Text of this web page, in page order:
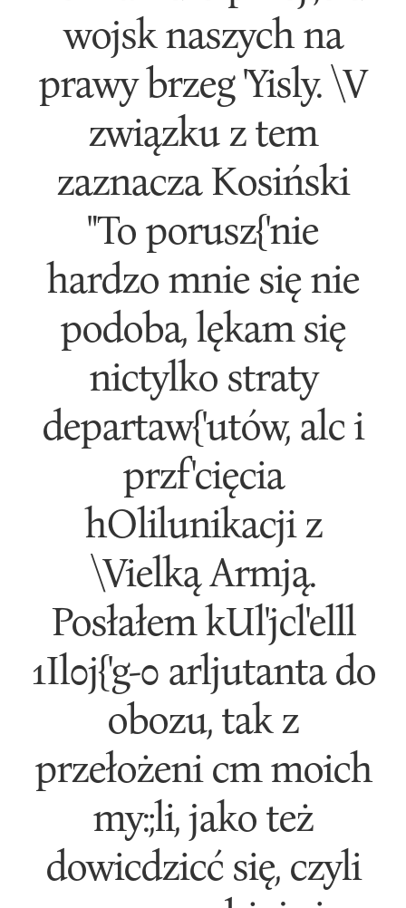
wojsk naszych na
prawy brzeg 'Yisly. \V
związku z tem
zaznacza Kosiński
"To porusz{'nie
hardzo mnie się nie
podoba, lękam się
nictylko straty
departaw{'utów, alc i
przf'cięcia
hOlilunikacji z
\Vielką Armją.
Posłałem kUl'jcl'elll
1Il0j{'g-0 arljutanta do
obozu, tak z
przełożeni cm moich
my:;li, jako też
dowicdzicć się, czyli